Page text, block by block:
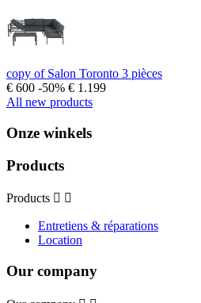
copy of Salon Toronto 3 pièces
€ 600 -50% € 1.199
All new products
Onze winkels
Products
Products  
Entretiens & réparations
Location
Our company